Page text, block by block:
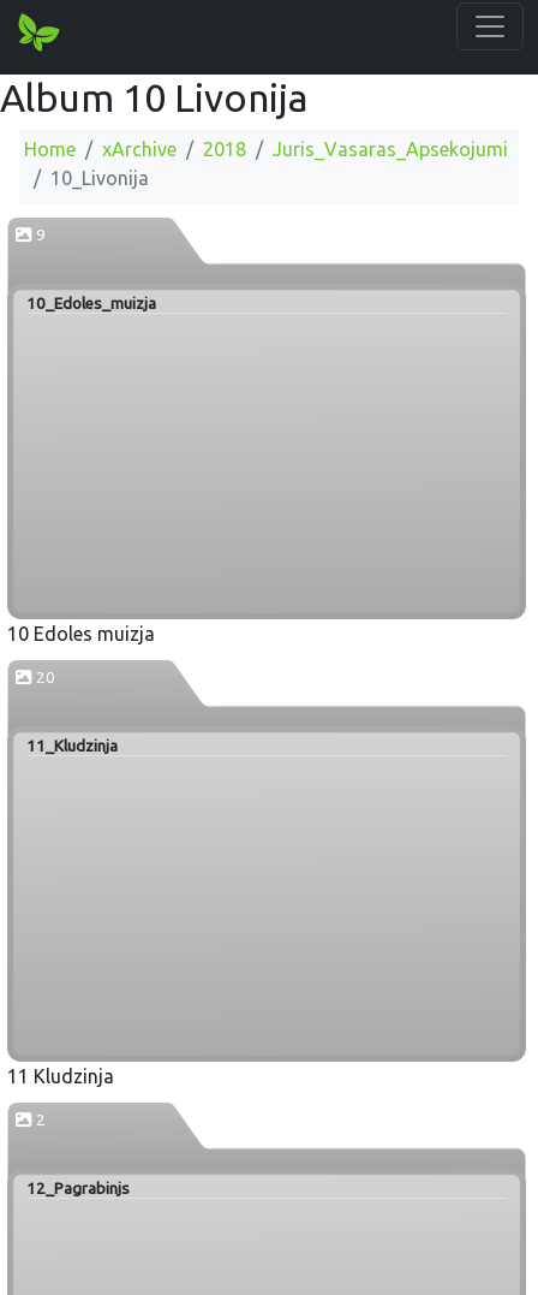
Album 10 Livonija
Home xArchive 2018
Juris_Vasaras_Apsekojumi
10_Livonija
9
10_Edoles_muizja
10 Edoles muizja
20
11_Kludzinja
11 Kludzinja
2
12_Pagrabinjs